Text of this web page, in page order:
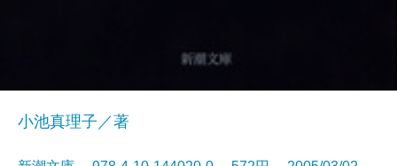
小池真理子／著